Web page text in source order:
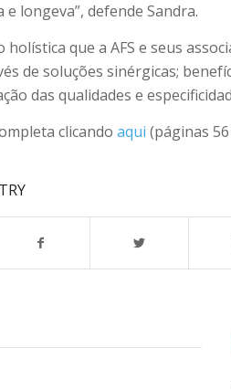
longeva”, defende Sandra.
holística que a AFS e seus
de soluções sinérgicas;
das qualidades e
clicandoaqui (páginas 56